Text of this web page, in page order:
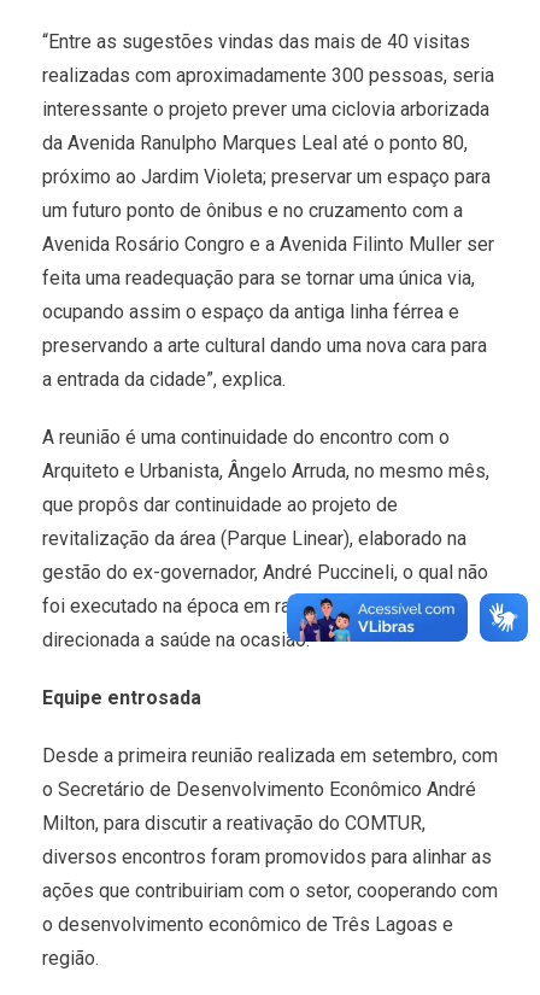
“Entre as sugestões vindas das mais de 40 visitas
realizadas com aproximadamente 300 pessoas, seria
interessante o projeto prever uma ciclovia arborizada
da Avenida Ranulpho Marques Leal até o ponto 80,
próximo ao Jardim Violeta; preservar um espaço para
um futuro ponto de ônibus e no cruzamento com a
Avenida Rosário Congro e a Avenida Filinto Muller ser
feita uma readequação para se tornar uma única via,
ocupando assim o espaço da antiga linha férrea e
preservando a arte cultural dando uma nova cara para
a entrada da cidade”, explica.
A reunião é uma continuidade do encontro com o
Arquiteto e Urbanista, Ângelo Arruda, no mesmo mês,
que propôs dar continuidade ao projeto de
revitalização da área (Parque Linear), elaborado na
gestão do ex-governador, André Puccineli, o qual não
foi executado na época em razão da verba estar
direcionada a saúde na ocasião.
Equipe entrosada
Desde a primeira reunião realizada em setembro, com
o Secretário de Desenvolvimento Econômico André
Milton, para discutir a reativação do COMTUR,
diversos encontros foram promovidos para alinhar as
ações que contribuiriam com o setor, cooperando com
o desenvolvimento econômico de Três Lagoas e
região.